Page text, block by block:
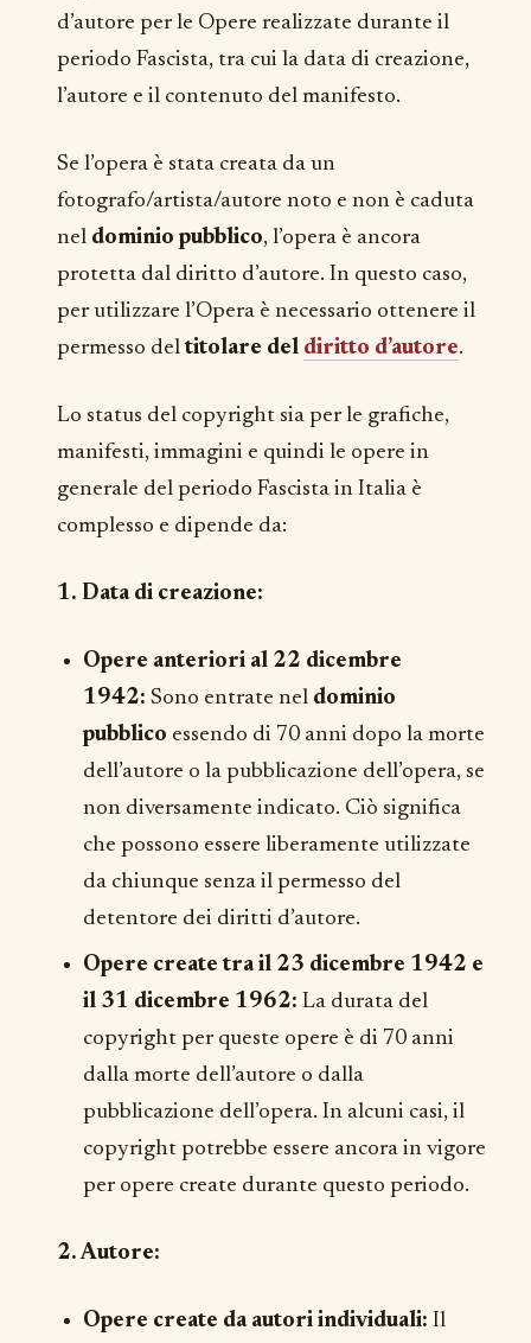
d’autore per le Opere realizzate durante il
periodo Fascista, tra cui la data di creazione,
l’autore e il contenuto del manifesto.
Se l’opera è stata creata da un
fotografo/artista/autore noto e non è caduta
nel dominio pubblico, l’opera è ancora
protetta dal diritto d’autore. In questo caso,
per utilizzare l’Opera è necessario ottenere il
permesso deltitolare del diritto d’autore.
Lo status del copyright sia per le grafiche,
manifesti, immagini e quindi le opere in
generale del periodo Fascista in Italia è
complesso e dipende da:
1. Data di creazione:
Opere anteriori al 22 dicembre
1942: Sono entrate nel dominio
pubblico essendo di 70 anni dopo la morte
dell’autore o la pubblicazione dell’opera, se
non diversamente indicato. Ciò significa
che possono essere liberamente utilizzate
da chiunque senza il permesso del
detentore dei diritti d’autore.
Opere create tra il 23 dicembre 1942 e
il 31 dicembre 1962: La durata del
copyright per queste opere è di 70 anni
dalla morte dell’autore o dalla
pubblicazione dell’opera. In alcuni casi, il
copyright potrebbe essere ancora in vigore
per opere create durante questo periodo.
2. Autore:
Opere create da autori individuali: Il